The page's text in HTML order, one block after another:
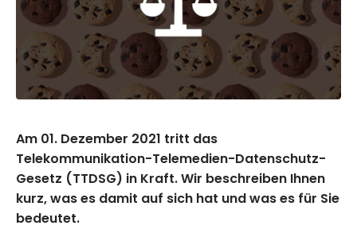
Am 01. Dezember 2021 tritt das
Telekommunikation-Telemedien-Datenschutz-
Gesetz (TTDSG) in Kraft. Wir beschreiben Ihnen
kurz, was es damit auf sich hat und was es für Sie
bedeutet.